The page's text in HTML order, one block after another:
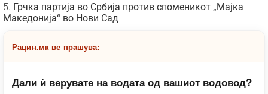
Грчка партија во Србија против споменикот „Мајка
Македонија“ во Нови Сад
Рацин.мк ве прашува:
Дали ѝ верувате на водата од вашиот водовод?